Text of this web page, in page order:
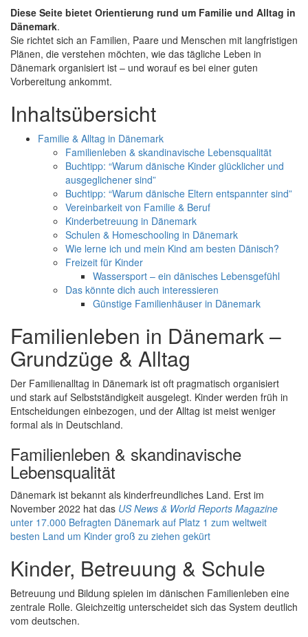
Diese Seite bietet Orientierung rund um Familie und Alltag in
Dänemark.
Sie richtet sich an Familien, Paare und Menschen mit langfristigen
Plänen, die verstehen möchten, wie das tägliche Leben in
Dänemark organisiert ist – und worauf es bei einer guten
Vorbereitung ankommt.
Inhaltsübersicht
Familie & Alltag in Dänemark
Familienleben & skandinavische Lebensqualität
Buchtipp: “Warum dänische Kinder glücklicher und
ausgeglichener sind”
Buchtipp: “Warum dänische Eltern entspannter sind”
Vereinbarkeit von Familie & Beruf
Kinderbetreuung in Dänemark
Schulen & Homeschooling in Dänemark
Wie lerne ich und mein Kind am besten Dänisch?
Freizeit für Kinder
Wassersport – ein dänisches Lebensgefühl
Das könnte dich auch interessieren
Günstige Familienhäuser in Dänemark
Familienleben in Dänemark –
Grundzüge & Alltag
Der Familienalltag in Dänemark ist oft pragmatisch organisiert
und stark auf Selbstständigkeit ausgelegt. Kinder werden früh in
Entscheidungen einbezogen, und der Alltag ist meist weniger
formal als in Deutschland.
Familienleben & skandinavische
Lebensqualität
Dänemark ist bekannt als kinderfreundliches Land. Erst im
November 2022 hat das US News & World Reports Magazine
unter 17.000 Befragten Dänemark auf Platz 1 zum weltweit
besten Land um Kinder groß zu ziehen gekürt
Kinder, Betreuung & Schule
Betreuung und Bildung spielen im dänischen Familienleben eine
zentrale Rolle. Gleichzeitig unterscheidet sich das System deutlich
vom deutschen.